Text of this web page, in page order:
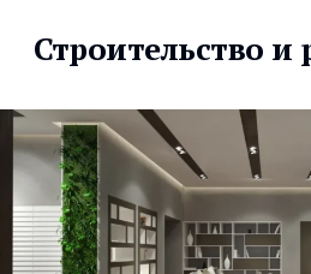
Строительство